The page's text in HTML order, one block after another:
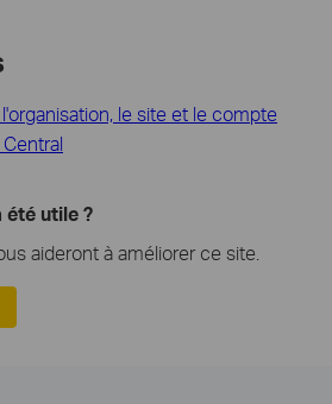
le site et le compte
été utile ?
aideront à améliorer ce site.